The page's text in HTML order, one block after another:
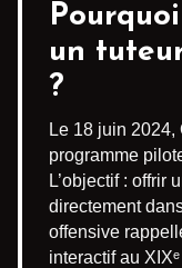
un
?
Le 18 juin 2024,
programme
L’objectif : offrir
directement
offensive
interactif au